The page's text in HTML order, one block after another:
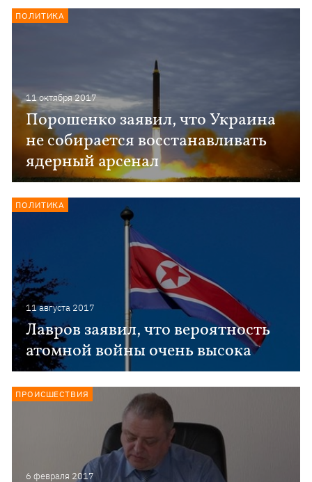
11 октября 2017
Порошенко заявил, что Украина
не собирается восстанавливать
ядерный арсенал
ПОЛИТИКА
11 августа 2017
Лавров заявил, что вероятность
атомной войны очень высока
ПОЛИТИКА
6 февраля 2017
ПРОИСШЕСТВИЯ